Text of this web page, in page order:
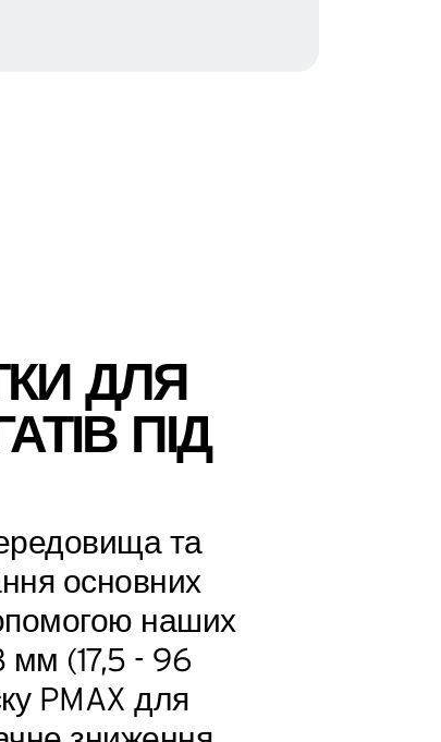
ДЛЯ
ПІД
та
основних
наших
мм (17,5 - 96
PMAX для